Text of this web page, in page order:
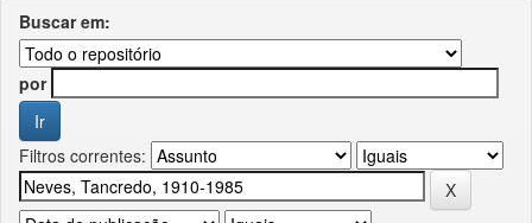
Buscar em:
por
Filtros correntes: